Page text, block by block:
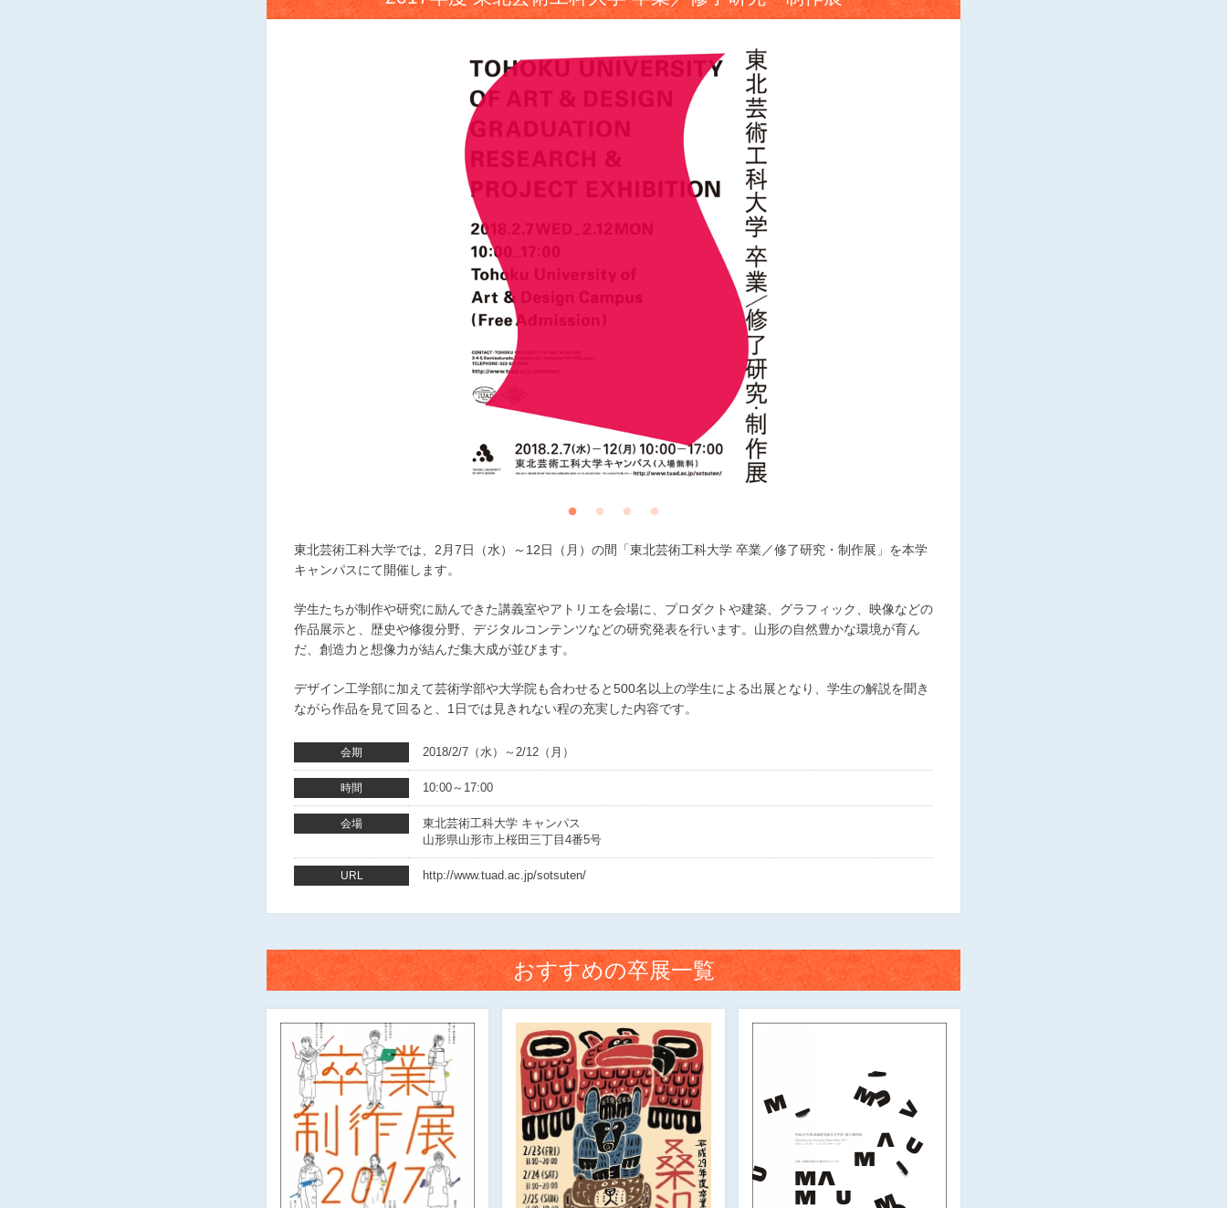
東北芸術工科大学では、2月7日（水）～12日（月）の間「東北芸術工科大学 卒業／修了研究・制作展」を本学
キャンパスにて開催します。
学生たちが制作や研究に励んできた講義室やアトリエを会場に、プロダクトや建築、グラフィック、映像などの
作品展示と、歴史や修復分野、デジタルコンテンツなどの研究発表を行います。山形の自然豊かな環境が育ん
だ、創造力と想像力が結んだ集大成が並びます。
デザイン工学部に加えて芸術学部や大学院も合わせると500名以上の学生による出展となり、学生の解説を聞き
ながら作品を見て回ると、1日では見きれない程の充実した内容です。
会期 2018/2/7（水）～2/12（月）
時間 10:00～17:00
会場
東北芸術工科大学 キャンパス
山形県山形市上桜田三丁目4番5号
URL http://www.tuad.ac.jp/sotsuten/
おすすめの卒展一覧